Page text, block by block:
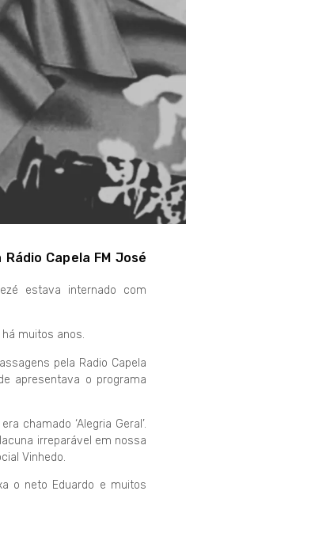
Capela FM José
estava internado com
muitos anos.
pela Radio Capela
apresentava o programa
chamado ‘Alegria Geral’.
irreparável em nossa
Vinhedo.
o neto Eduardo e muitos